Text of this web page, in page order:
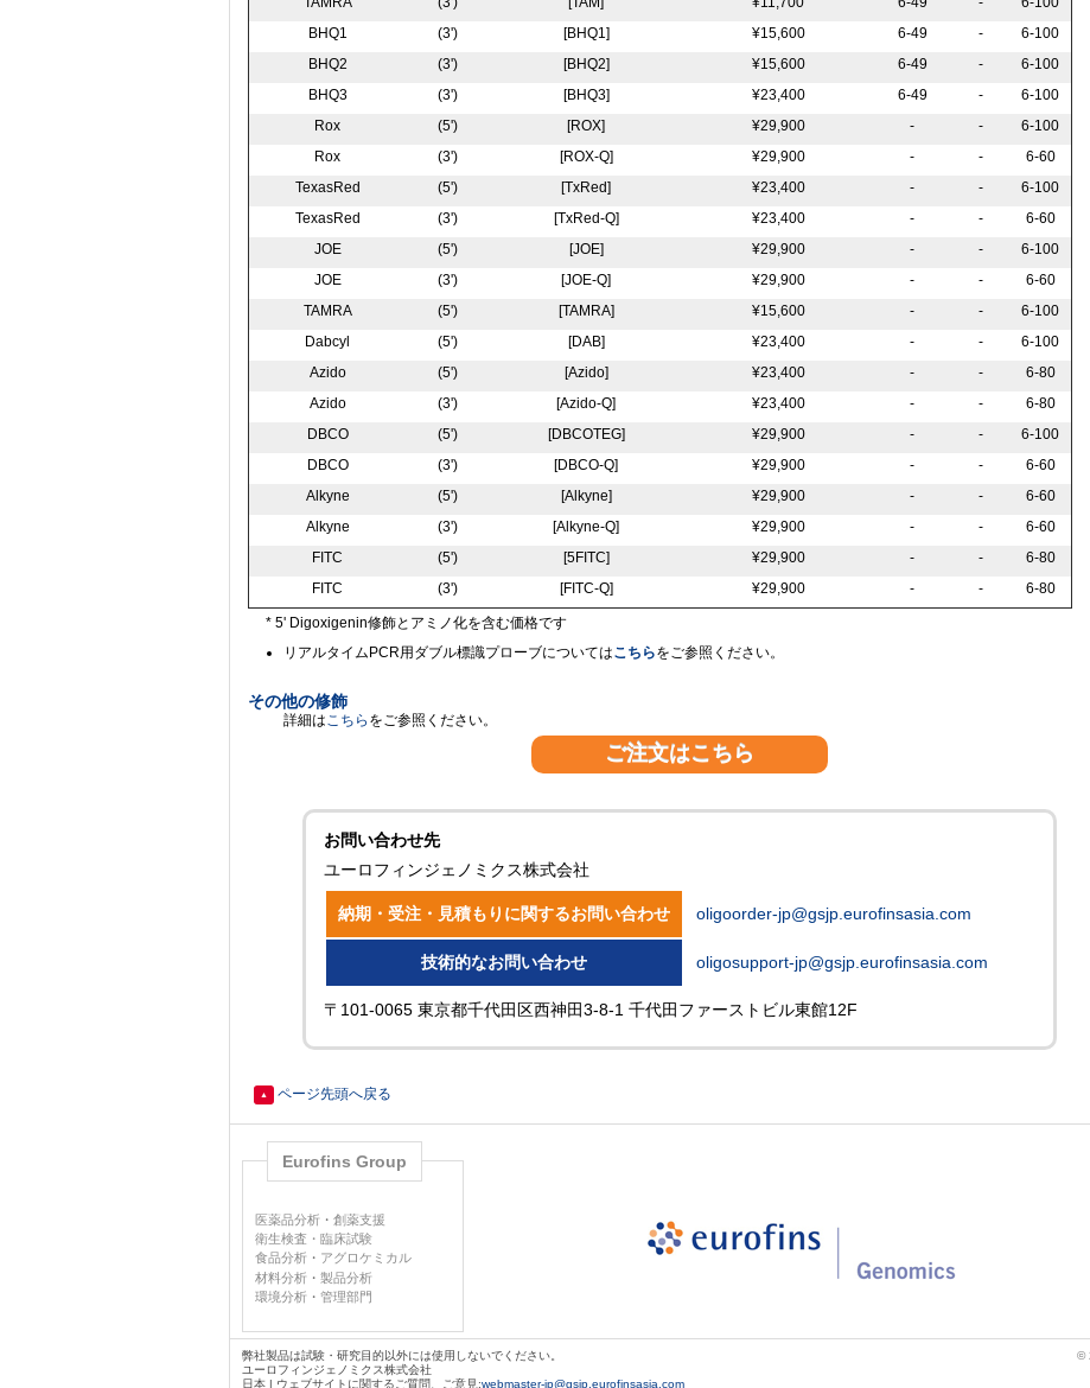
BHQ1
(3') [BHQ1] ¥15,600 6-49 -
6-100
BHQ2
(3') [BHQ2] ¥15,600 6-49 -
6-100
BHQ3
(3') [BHQ3] ¥23,400 6-49 -
6-100
Rox
(5') [ROX] ¥29,900 - -
6-100
Rox
(3') [ROX-Q] ¥29,900 - -
6-60
TexasRed
(5') [TxRed] ¥23,400 - -
6-100
TexasRed
(3') [TxRed-Q] ¥23,400 - -
6-60
JOE
(5') [JOE] ¥29,900 - -
6-100
JOE
(3') [JOE-Q] ¥29,900 - -
6-60
TAMRA
(5') [TAMRA] ¥15,600 - -
6-100
Dabcyl
(5') [DAB] ¥23,400 - -
6-100
Azido
(5') [Azido] ¥23,400 - -
6-80
Azido
(3') [Azido-Q] ¥23,400 - -
6-80
DBCO
(5') [DBCOTEG] ¥29,900 - -
6-100
DBCO
(3') [DBCO-Q] ¥29,900 - -
6-60
Alkyne
(5') [Alkyne] ¥29,900 - -
6-60
Alkyne
(3') [Alkyne-Q] ¥29,900 - -
6-60
FITC
(5') [5FITC] ¥29,900 - -
6-80
FITC
(3') [FITC-Q] ¥29,900 - - 6-80
* 5' Digoxigenin修飾とアミノ化を含む価格です
リアルタイムPCR用ダブル標識プローブについてはこちらをご参照ください。
その他の修飾
詳細はこちら をご参照ください。
ご注文はこちら
お問い合わせ先
ユーロフィンジェノミクス株式会社
納期・受注・見積もりに関するお問い合わせ oligoorder-jp@gsjp.eurofinsasia.com
技術的なお問い合わせ oligosupport-jp@gsjp.eurofinsasia.com
〒101-0065 東京都千代田区西神田3-8-1 千代田ファーストビル東館12F
▲ ページ先頭へ戻る
Eurofins Group
医薬品分析 ・ 創薬支援
衛生検査・臨床試験
食品分析 ・ アグロケミカル
材料分析 ・ 製品分析
環境分析 ・ 管理部門
弊社製品は試験・研究目的以外には使用しないでください。
ユーロフィンジェノミクス株式会社
日本 | ウェブサイトに関するご質問、ご意見:webmaster-jp@gsjp.eurofinsasia.com
©